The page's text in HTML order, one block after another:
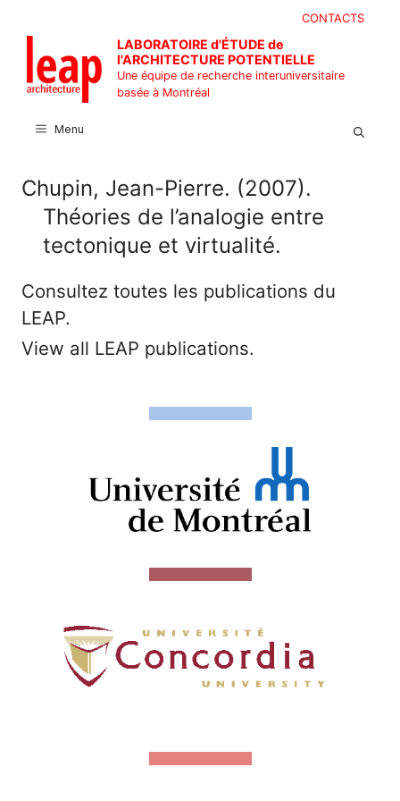
contenu
CONTACTS
LABORATOIRE d'ÉTUDE de
l'ARCHITECTURE POTENTIELLE
Une équipe de recherche interuniversitaire
basée à Montréal
Menu
Chupin, Jean-Pierre. (2007).
Théories de l’analogie entre
tectonique et virtualité.
Consultez toutes les publications du
LEAP.
View all LEAP publications.